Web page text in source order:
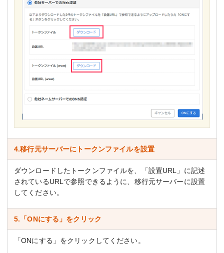
4.移行元サーバーにトークンファイルを設置
ダウンロードしたトークンファイルを、「設置URL」に記述
されているURLで参照できるように、移行元サーバーに設置
してください。
5.「ONにする」をクリック
「ONにする」をクリックしてください。